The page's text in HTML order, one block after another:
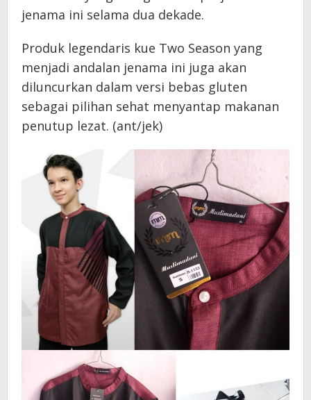
jenama ini selama dua dekade.
Produk legendaris kue Two Season yang
menjadi andalan jenama ini juga akan
diluncurkan dalam versi bebas gluten
sebagai pilihan sehat menyantap makanan
penutup lezat. (ant/jek)